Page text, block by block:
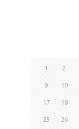
1 2
9 10
17 18
25 26